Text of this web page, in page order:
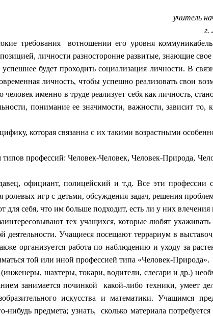
учитель
г.
требования вотношении его уровня
личности разносторонне развитые, знающие свое
будет проходить социализация личности. В
личность, чтобы успешно реализовать свои
именно в труде реализует себя как личность,
понимание ее значимости, важности, зависит то,
которая связанна с их такими возрастными
профессий: Человек-Человек, Человек-Природа,
официант, полицейский и т.д. Все эти профессии
игр с детьми, обсуждения задач, решения
себя, что им больше подходит, есть ли у них влечения
тех учащихся, которые любят
Учащиеся посещают террариум в
организуется работа по наблюдению и уходу за
той или иной профессией типа «Человек-Природа».
шахтеры, токари, водители, слесари и др.)
занимается починкой какой-либо техники, умеет
искусства и математики. Учащимся
предмета; узнать, сколько материала